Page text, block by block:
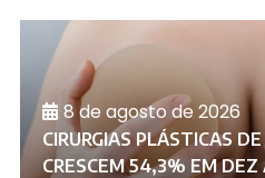
8 de agosto de 2026
CIRURGIAS PLÁSTICAS
CRESCEM 54,3% EM DEZ